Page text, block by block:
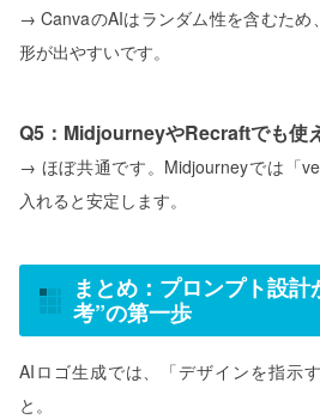
→ CanvaのAIはランダム性を含むため
形が出やすいです。
Q5：MidjourneyやRecraftでも使
→ ほぼ共通です。Midjourneyでは「
入れると安定します。
まとめ：プロンプト設計
考”の第一歩
AIロゴ生成では、「デザインを指示
と。